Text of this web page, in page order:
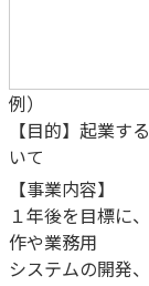
例）
【目的】起業す
いて
【事業内容】
１年後を目標に
作や業務用
システムの開発